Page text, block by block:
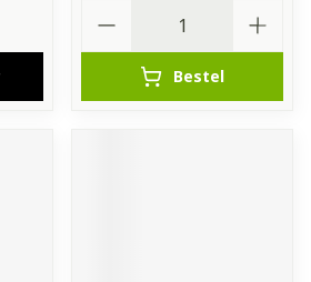
Bestel